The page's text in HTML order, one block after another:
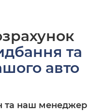
та
авто
та наш менеджер